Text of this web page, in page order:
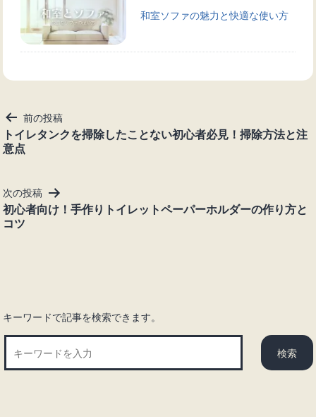
和室ソファの魅力と快適な使い方
投
稿
ナ
ゲ
ー
シ
ョ
前の投稿
トイレタンクを掃除したことない初心者必見！掃除方法と注
意点
次の投稿
初心者向け！手作りトイレットペーパーホルダーの作り方と
コツ
キーワードで記事を検索できます。